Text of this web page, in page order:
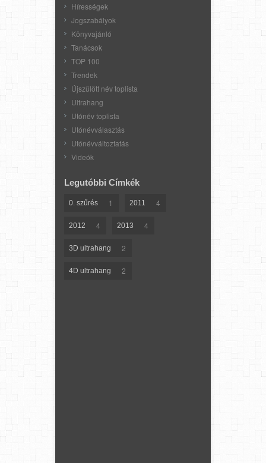
Hírességek
Jogszabályok
Könyvajánló
Tanácsok
TOP 100
Trendek
Újszülött név toplista
Ultrahang
Utónév toplista
Utónévválasztás
Utónévváltoztatás
Videók
Legutóbbi Címkék
0. szűrés 1 2011 4
2012 4 2013 4
3D ultrahang 2
4D ultrahang 2